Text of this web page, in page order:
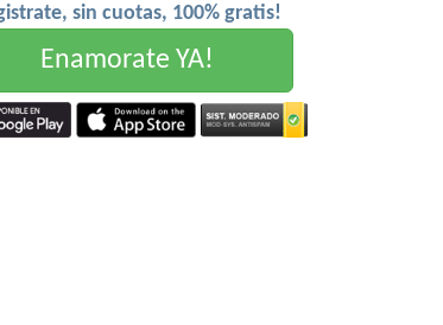
sin cuotas, 100% gratis!
Enamorate YA!